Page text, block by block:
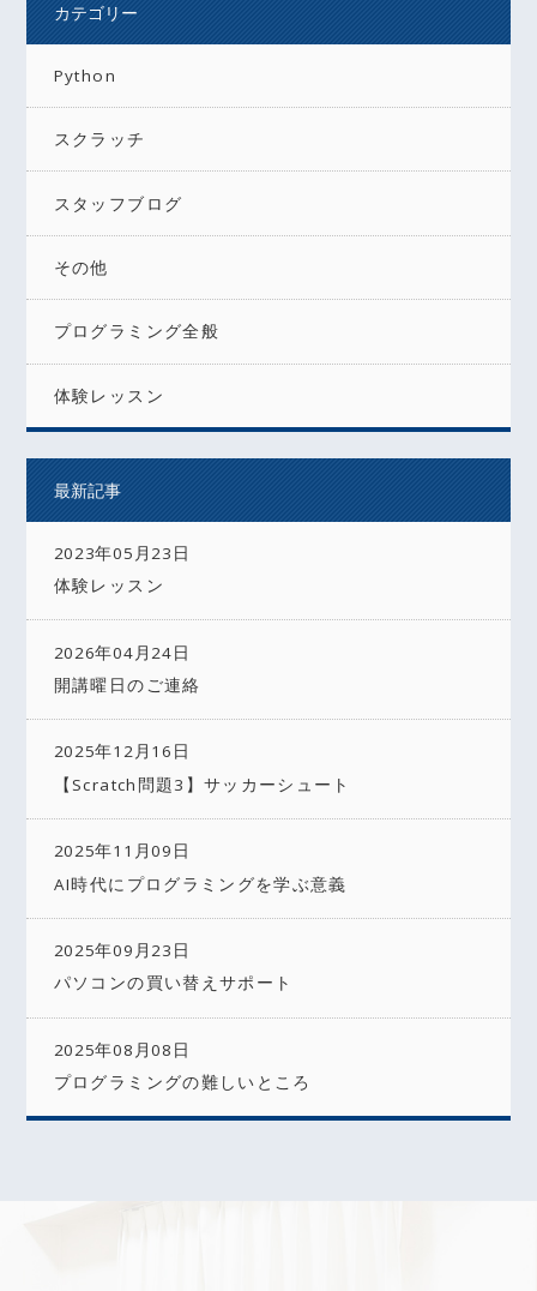
カテゴリー
Python
スクラッチ
スタッフブログ
その他
プログラミング全般
体験レッスン
最新記事
2023年05月23日
体験レッスン
2026年04月24日
開講曜日のご連絡
2025年12月16日
【Scratch問題3】サッカーシュート
2025年11月09日
AI時代にプログラミングを学ぶ意義
2025年09月23日
パソコンの買い替えサポート
2025年08月08日
プログラミングの難しいところ